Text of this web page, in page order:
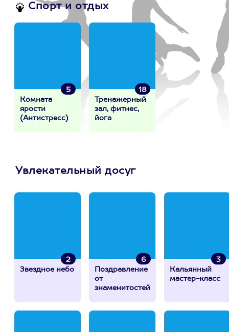
Спорт и отдых
5
Комната
ярости
(Антистресс)
18
Тренажерный
зал, фитнес,
йога
Увлекательный досуг
2
Звездное небо
6
Поздравление
от
знаменитостей
3
Кальянный
мастер-класс